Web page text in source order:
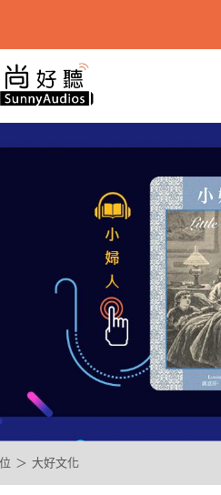
大好文化